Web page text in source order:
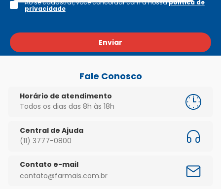
Enviar
Ao se cadastrar, você concordar com a nossapolítica de
privacidade
Fale Conosco
Horário de atendimento
Todos os dias das 8h às 18h
Central de Ajuda
(11) 3777-0800
Contato e-mail
contato@farmais.com.br